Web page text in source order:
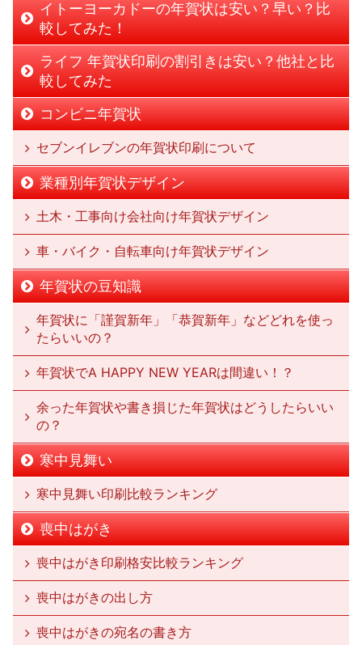
イトーヨーカドーの年賀状は安い？早い？比
較してみた！
ライフ 年賀状印刷の割引きは安い？他社と比
較してみた
コンビニ年賀状
セブンイレブンの年賀状印刷について
業種別年賀状デザイン
土木・工事向け会社向け年賀状デザイン
車・バイク・自転車向け年賀状デザイン
年賀状の豆知識
年賀状に「謹賀新年」「恭賀新年」などどれを使っ
たらいいの？
年賀状でA HAPPY NEW YEARは間違い！？
余った年賀状や書き損じた年賀状はどうしたらいい
の？
寒中見舞い
寒中見舞い印刷比較ランキング
喪中はがき
喪中はがき印刷格安比較ランキング
喪中はがきの出し方
喪中はがきの宛名の書き方